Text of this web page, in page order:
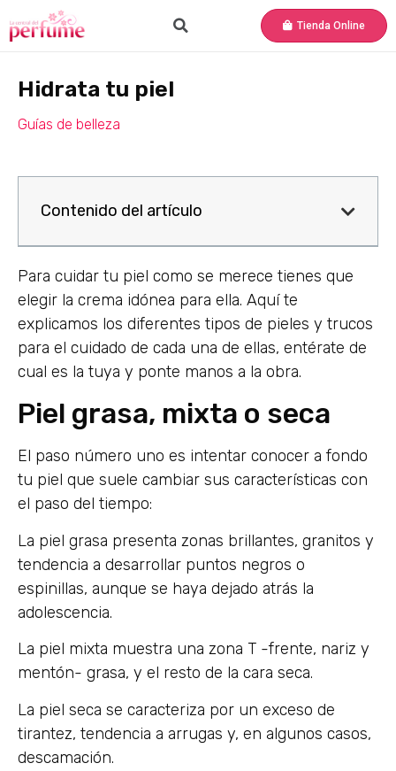
Tienda Online
Hidrata tu piel
Guías de belleza
Contenido del artículo
Para cuidar tu piel como se merece tienes que
elegir la crema idónea para ella. Aquí te
explicamos los diferentes tipos de pieles y trucos
para el cuidado de cada una de ellas, entérate de
cual es la tuya y ponte manos a la obra.
Piel grasa, mixta o seca
El paso número uno es intentar conocer a fondo
tu piel que suele cambiar sus características con
el paso del tiempo:
La piel grasa presenta zonas brillantes, granitos y
tendencia a desarrollar puntos negros o
espinillas, aunque se haya dejado atrás la
adolescencia.
La piel mixta muestra una zona T -frente, nariz y
mentón- grasa, y el resto de la cara seca.
La piel seca se caracteriza por un exceso de
tirantez, tendencia a arrugas y, en algunos casos,
descamación.